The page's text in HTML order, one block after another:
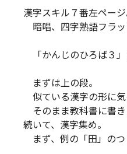
漢字スキル７番左ページ
暗唱、四字熟語フラッ
「かんじのひろば３」
まずは上の段。
似ている漢字の形に気
そのまま教科書に書き
続いて、漢字集め。
まず、例の「田」のつ